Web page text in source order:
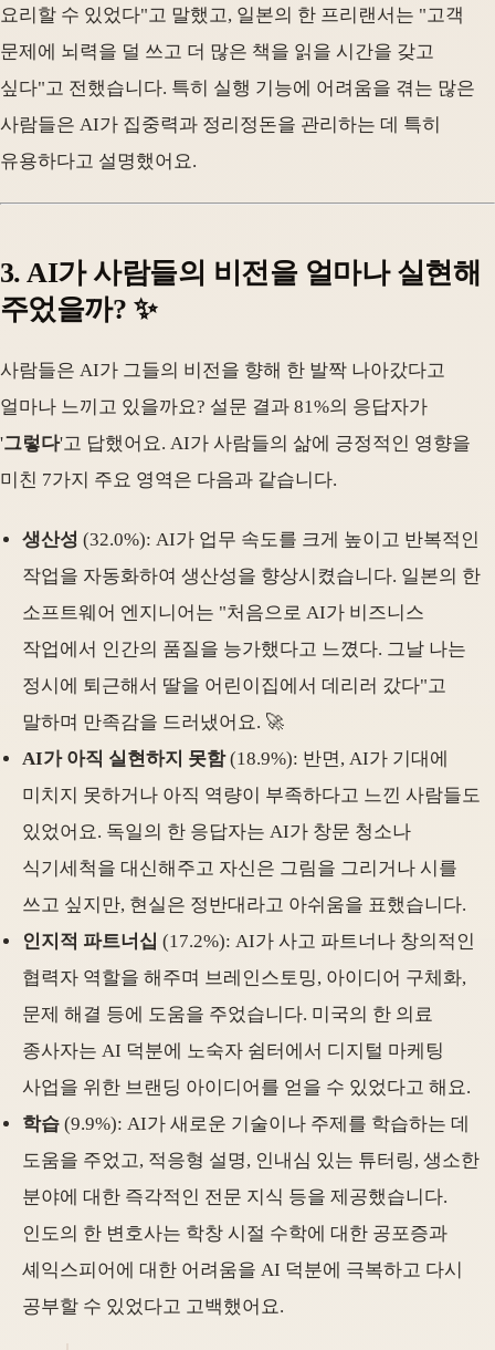
요리할 수 있었다"고 말했고, 일본의 한 프리랜서는 "고객
문제에 뇌력을 덜 쓰고 더 많은 책을 읽을 시간을 갖고
싶다"고 전했습니다. 특히 실행 기능에 어려움을 겪는 많은
사람들은 AI가 집중력과 정리정돈을 관리하는 데 특히
유용하다고 설명했어요.
3. AI가 사람들의 비전을 얼마나 실현해
주었을까? ✨
사람들은 AI가 그들의 비전을 향해 한 발짝 나아갔다고
얼마나 느끼고 있을까요? 설문 결과 81%의 응답자가
'그렇다'고 답했어요. AI가 사람들의 삶에 긍정적인 영향을
미친 7가지 주요 영역은 다음과 같습니다.
생산성 (32.0%): AI가 업무 속도를 크게 높이고 반복적인
작업을 자동화하여 생산성을 향상시켰습니다. 일본의 한
소프트웨어 엔지니어는 "처음으로 AI가 비즈니스
작업에서 인간의 품질을 능가했다고 느꼈다. 그날 나는
정시에 퇴근해서 딸을 어린이집에서 데리러 갔다"고
말하며 만족감을 드러냈어요. 🚀
AI가 아직 실현하지 못함(18.9%): 반면, AI가 기대에
미치지 못하거나 아직 역량이 부족하다고 느낀 사람들도
있었어요. 독일의 한 응답자는 AI가 창문 청소나
식기세척을 대신해주고 자신은 그림을 그리거나 시를
쓰고 싶지만, 현실은 정반대라고 아쉬움을 표했습니다.
인지적 파트너십 (17.2%): AI가 사고 파트너나 창의적인
협력자 역할을 해주며 브레인스토밍, 아이디어 구체화,
문제 해결 등에 도움을 주었습니다. 미국의 한 의료
종사자는 AI 덕분에 노숙자 쉼터에서 디지털 마케팅
사업을 위한 브랜딩 아이디어를 얻을 수 있었다고 해요.
학습 (9.9%): AI가 새로운 기술이나 주제를 학습하는 데
도움을 주었고, 적응형 설명, 인내심 있는 튜터링, 생소한
분야에 대한 즉각적인 전문 지식 등을 제공했습니다.
인도의 한 변호사는 학창 시절 수학에 대한 공포증과
셰익스피어에 대한 어려움을 AI 덕분에 극복하고 다시
공부할 수 있었다고 고백했어요.